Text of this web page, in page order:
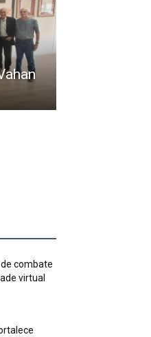
combate
virtual